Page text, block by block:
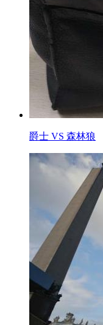
爵士 VS 森林狼